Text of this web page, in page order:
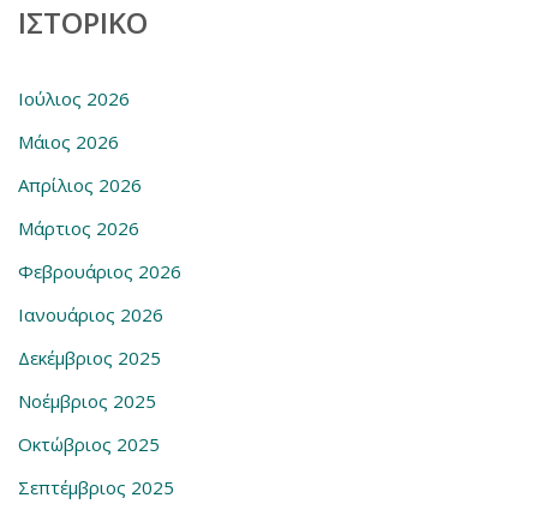
ΙΣΤΟΡΙΚΌ
Ιούλιος 2026
Μάιος 2026
Απρίλιος 2026
Μάρτιος 2026
Φεβρουάριος 2026
Ιανουάριος 2026
Δεκέμβριος 2025
Νοέμβριος 2025
Οκτώβριος 2025
Σεπτέμβριος 2025